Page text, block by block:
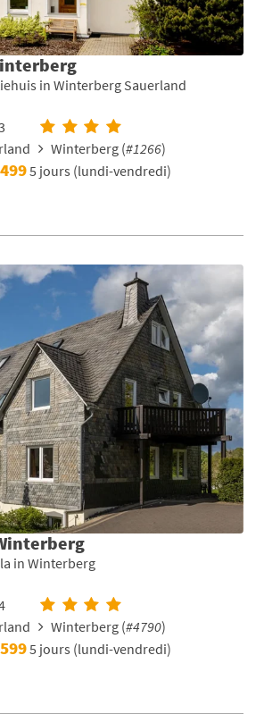
in Winterberg Sauerland
Winterberg (#1266)
5 jours (lundi-vendredi)
in Winterberg
Winterberg (#4790)
5 jours (lundi-vendredi)